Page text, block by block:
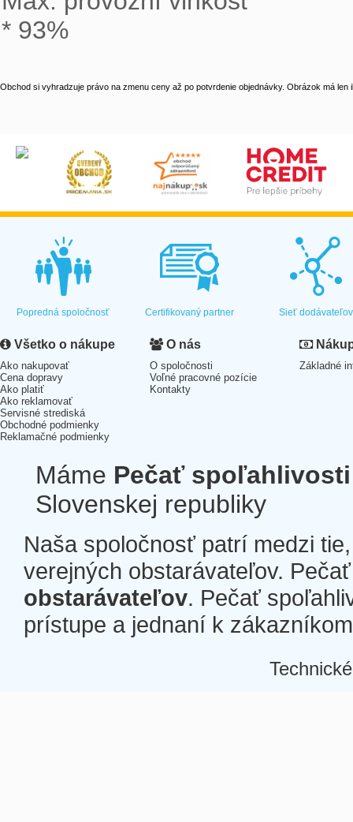
* 93%
Obchod si vyhradzuje právo na zmenu ceny až po potvrdenie objednávky. Obrázok má len
Popredná spoločnosť Certifikovaný partner Sieť dodávateľov
Všetko o nákupe
Ako nakupovať
Cena dopravy
Ako platiť
Ako reklamovať
Servisné strediská
Obchodné podmienky
Reklamačné podmienky
O nás
O spoločnosti
Voľné pracovné pozície
Kontakty
Základné
Máme Pečať spoľahlivosti
Slovenskej republiky
Naša spoločnosť patrí medzi
verejných obstarávateľov.
obstarávateľov. Pečať
prístupe a jednaní k